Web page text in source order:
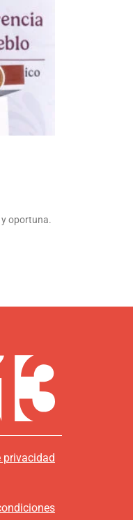
oportuna.
privacidad